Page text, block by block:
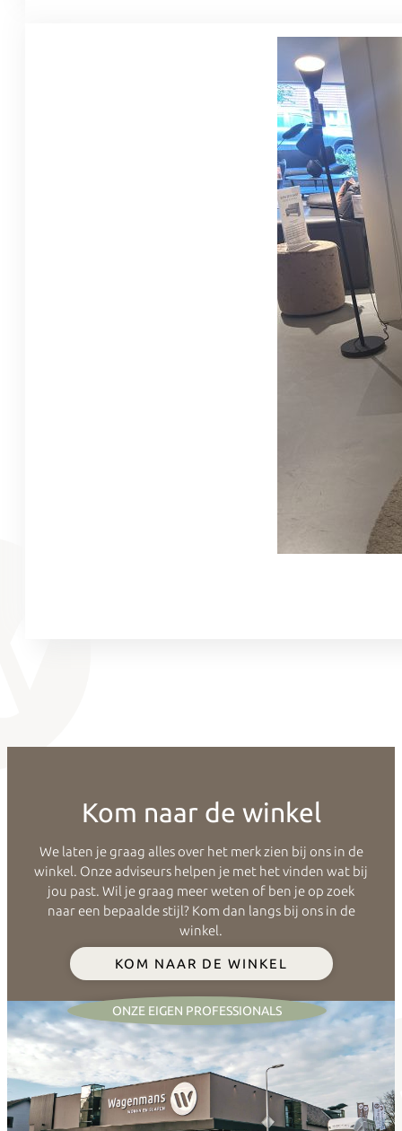
Kom naar de winkel
We laten je graag alles over het merk zien bij ons in de
winkel. Onze adviseurs helpen je met het vinden wat bij
jou past. Wil je graag meer weten of ben je op zoek
naar een bepaalde stijl? Kom dan langs bij ons in de
winkel.
KOM NAAR DE WINKEL
ONZE EIGEN PROFESSIONALS